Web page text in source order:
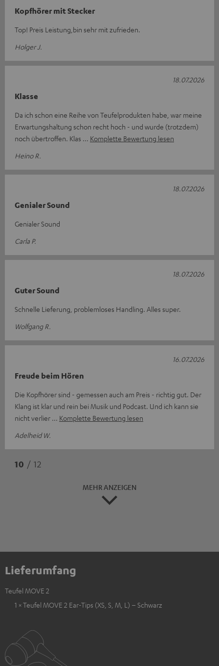
Kopfhörer mit Stecker
Top! Preis Leistung,bin sehr mit zufrieden.
Holger J.
Klasse
Da ich schon eine Reihe von Teufelprodukten habe, war meine
Erwartungshaltung schon recht hoch - und wurde (trotzdem)
noch übertroffen. Klas
Komplette Bewertung lesen
Heino R.
18.07.2026
Genialer Sound
Genialer Sound
Carla P.
18.07.2026
Guter Sound
Schnelle Lieferung, problemloses Handling. Alles super.
Wolfgang R.
18.07.2026
Freude beim Hören
Die Kopfhörer sind - gemessen auch am Preis - richtig gut. Der
Klang ist klar und rein bei Musik und Podcast. Und ich kann sie
nicht verlier
Komplette Bewertung lesen
Adelheid W.
16.07.2026
10 / 12
MEHR ANZEIGEN
Lieferumfang
Teufel MOVE 2
1 × Teufel MOVE 2 Ear-Tips (XS, S, M, L) – Schwarz